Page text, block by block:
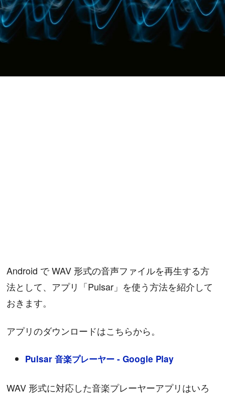
Android で WAV 形式の音声ファイルを再生する方
法として、アプリ「Pulsar」を使う方法を紹介して
おきます。
アプリのダウンロードはこちらから。
Pulsar 音楽プレーヤー - Google Play
WAV 形式に対応した音楽プレーヤーアプリはいろ